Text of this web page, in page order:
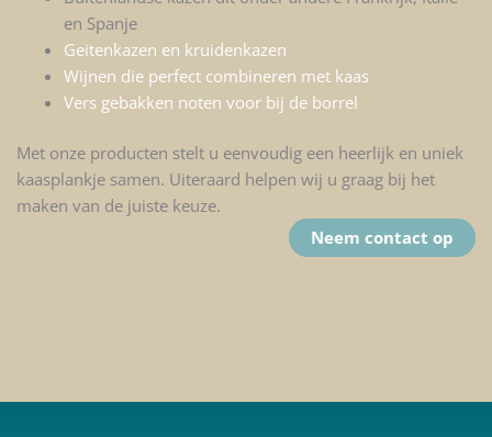
en Spanje
Geitenkazen en kruidenkazen
Wijnen die perfect combineren met kaas
Vers gebakken noten voor bij de borrel
Met onze producten stelt u eenvoudig een heerlijk en uniek
kaasplankje samen. Uiteraard helpen wij u graag bij het
maken van de juiste keuze.
Neem contact op